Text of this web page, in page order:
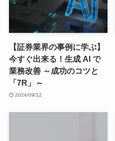
【証券業界の事例に学ぶ】
今すぐ出来る！生成 AI で
業務改善 ～成功のコツと
「7R」～
2024/09/12